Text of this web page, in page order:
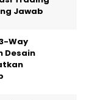
Jawab
Way
Desain